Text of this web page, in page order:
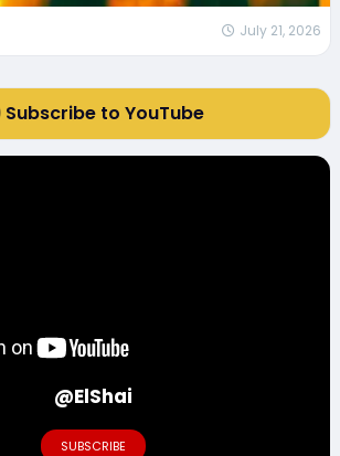
July 21, 2026
Subscribe to YouTube
@ElShai
SUBSCRIBE